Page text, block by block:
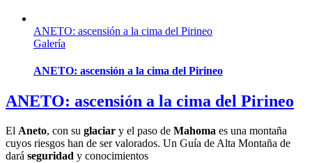
ANETO: ascensión a la cima del Pirineo
Galería
ANETO: ascensión a la cima del Pirineo
ANETO: ascensión a la cima del Pirineo
El Aneto, con su glaciar y el paso de Mahoma es una montaña
cuyos riesgos han de ser valorados. Un Guía de Alta Montaña de
dará seguridad y conocimientos